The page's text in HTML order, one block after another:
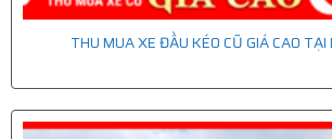
THU MUA XE ĐẦU KÉO CŨ GIÁ CAO TẠI